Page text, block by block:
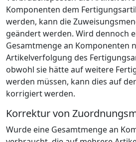
Komponenten dem
werden, kann die
geändert werden. Wird dennoch
Gesamtmenge an Komponenten
Artikelverfolgung des
obwohl sie hätte auf weitere
werden müssen, kann dies auf
korrigiert werden.
Korrektur von
Wurde eine Gesamtmenge an